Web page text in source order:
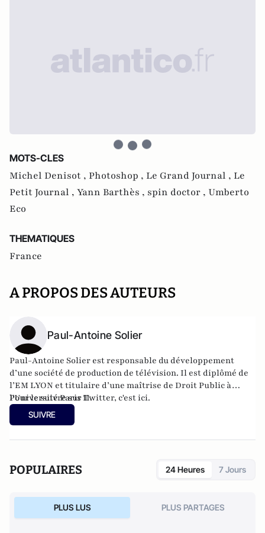
MOTS-CLES
Michel Denisot , Photoshop , Le Grand Journal , Le
Petit Journal , Yann Barthès , spin doctor , Umberto
Eco
THEMATIQUES
France
A PROPOS DES AUTEURS
Paul-Antoine Solier
Paul-Antoine Solier est responsable du développement
d’une société de production de télévision. Il est diplômé de
l’EM LYON et titulaire d’une maîtrise de Droit Public à
l'Université Paris II.
Pour le suivre sur Twitter, c'est ici.
SUIVRE
POPULAIRES 24 Heures 7 Jours
PLUS LUS PLUS PARTAGES